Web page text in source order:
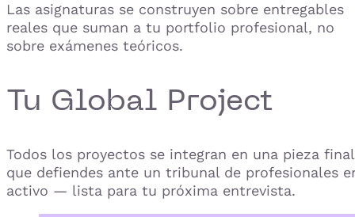
Las asignaturas se construyen sobre entregables
reales que suman a tu portfolio profesional, no
sobre exámenes teóricos.
Tu Global Project
Todos los proyectos se integran en una pieza final
que defiendes ante un tribunal de profesionales
activo — lista para tu próxima entrevista.